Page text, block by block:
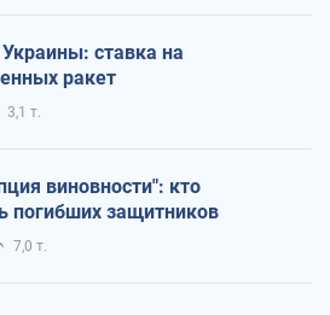
ставка на
ракет
3,1 т.
виновности": кто
погибших защитников
7,0 т.